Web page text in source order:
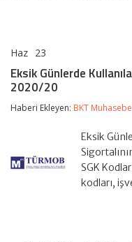
Haz 23
Kullanılacak
–
Genelgesi
2020/20
için
Eksik Günlerde
2020/20
Haberi Ekleyen: BKT Muhasebe
Eksik
SGK
kodları,